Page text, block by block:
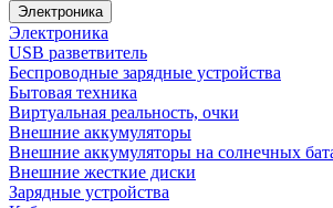
Электроника
Электроника
USB разветвитель
Беспроводные зарядные устройства
Бытовая техника
Виртуальная реальность, очки
Внешние аккумуляторы
Внешние аккумуляторы на солнечных
Внешние жесткие диски
Зарядные устройства